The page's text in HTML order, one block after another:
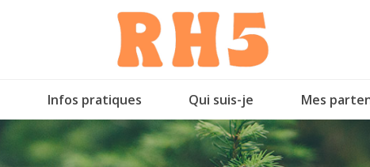
Infos pratiques Qui suis-je Mes